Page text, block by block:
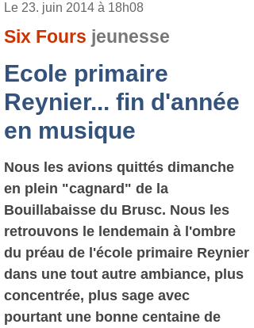
Le 23. juin 2014 à 18h08
Six Fours jeunesse
Ecole primaire
Reynier... fin d'année
en musique
Nous les avions quittés dimanche
en plein "cagnard" de la
Bouillabaisse du Brusc. Nous les
retrouvons le lendemain à l'ombre
du préau de l'école primaire Reynier
dans une tout autre ambiance, plus
concentrée, plus sage avec
pourtant une bonne centaine de